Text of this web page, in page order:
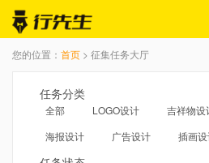
您的位置： 首页 > 征集任务大厅
任务分类
全部 LOGO设计 吉祥物设
海报设计
广告设计 插画